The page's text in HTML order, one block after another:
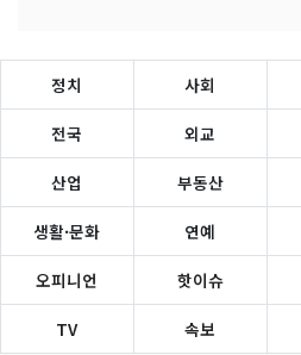
정치 사회
전국 외교
산업 부동산
생활·문화 연예
오피니언 핫이슈
TV 속보